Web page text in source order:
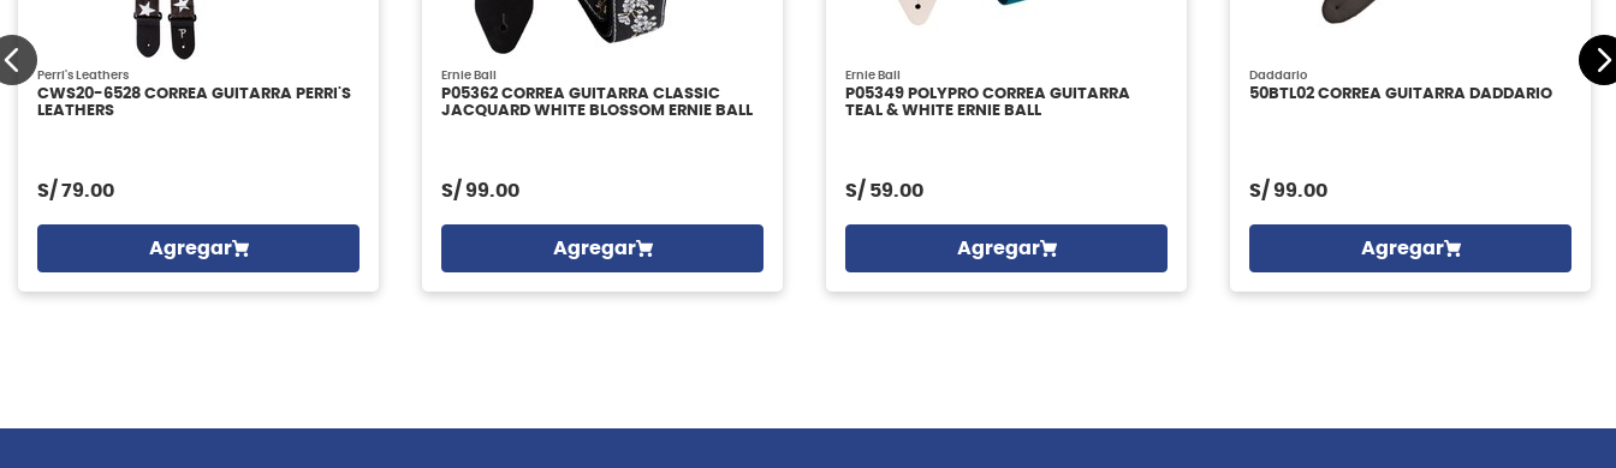
Perri's Leathers
CWS20-6528 CORREA GUITARRA PERRI'S
LEATHERS
S/79.00
Agregar
Ernie Ball
P05362 CORREA GUITARRA CLASSIC
JACQUARD WHITE BLOSSOM ERNIE BALL
S/99.00
Agregar
Ernie Ball
P05349 POLYPRO CORREA GUITARRA
TEAL & WHITE ERNIE BALL
S/ 59.00
Agregar
Daddario
50BTL02 CORREA GUITARRA DADDARIO
S/99.00
Agregar